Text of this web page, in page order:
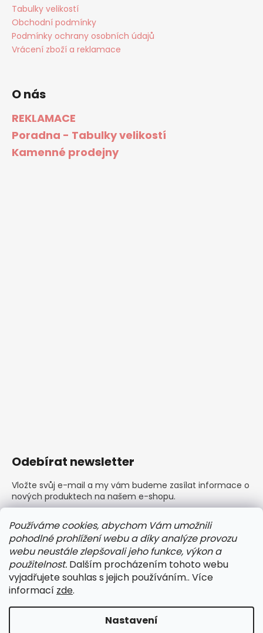
Používáme cookies, abychom Vám umožnili
pohodlné prohlížení webu a díky analýze provozu
webu neustále zlepšovali jeho funkce, výkon a
použitelnost. Dalším procházením tohoto webu
vyjadřujete souhlas s jejich používáním.. Více
informací zde.
Nastavení
Tabulky velikostí
Obchodní podmínky
Podmínky ochrany osobních údajů
Vrácení zboží a reklamace
O nás
REKLAMACE
Poradna - Tabulky velikostí
Kamenné prodejny
Odebírat newsletter
Vložte svůj e-mail a my vám budeme zasílat informace o
nových produktech na našem e-shopu.
Vložením e-mailu souhlasíte spodmínkami ochrany
osobních údajů
PŘIHLÁSIT SE